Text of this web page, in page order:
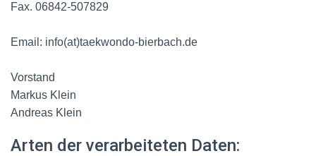
Fax. 06842-507829
Email: info(at)taekwondo-bierbach.de
Vorstand
Markus Klein
Andreas Klein
Arten der verarbeiteten Daten: